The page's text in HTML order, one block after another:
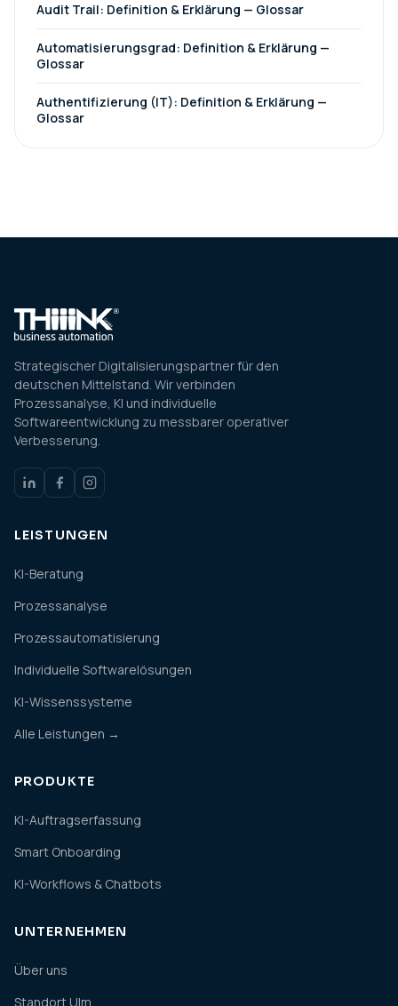
Audit Trail: Definition & Erklärung — Glossar
Automatisierungsgrad: Definition & Erklärung —
Glossar
Authentifizierung (IT): Definition & Erklärung —
Glossar
Strategischer Digitalisierungspartner für den
deutschen Mittelstand. Wir verbinden
Prozessanalyse, KI und individuelle
Softwareentwicklung zu messbarer operativer
Verbesserung.
LEISTUNGEN
KI-Beratung
Prozessanalyse
Prozessautomatisierung
Individuelle Softwarelösungen
KI-Wissenssysteme
Alle Leistungen →
PRODUKTE
KI-Auftragserfassung
Smart Onboarding
KI-Workflows & Chatbots
UNTERNEHMEN
Über uns
Standort Ulm